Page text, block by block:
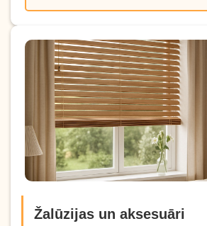
Žalūzijas un aksesuāri